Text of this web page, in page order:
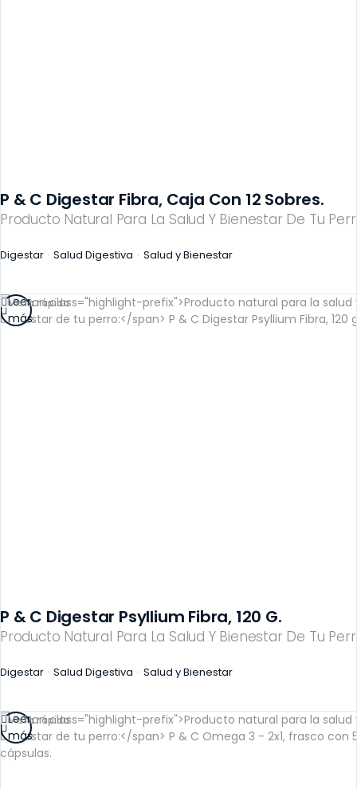
Producto Natural Para La Salud Y Bienestar De Tu
P & C Digestar Fibra, Caja Con 12 Sobres.
Digestar Salud Digestiva Salud y Bienestar
Vista rápida
Producto Natural Para La Salud Y Bienestar De Tu
P & C Digestar Psyllium Fibra, 120 G.
Digestar Salud Digestiva Salud y Bienestar
Leer
más
Vista rápida
Leer
más